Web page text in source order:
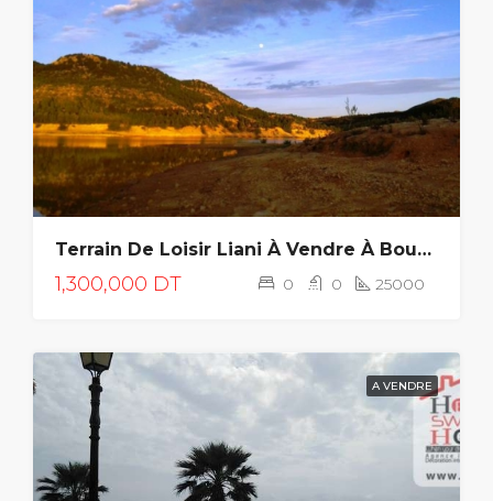
Terrain De Loisir Liani À Vendre À Bouargoub
1,300,000 DT 0 0 25000
A VENDRE